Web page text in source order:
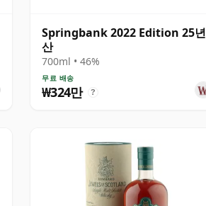
Springbank 2022 Edition 25년
산
700ml • 46%
무료 배송
₩324만 ?